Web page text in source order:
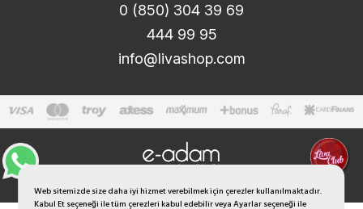
Web sitemizde size daha iyi hizmet verebilmek için çerezler kullanılmaktadır.
Kabul Et seçeneği ile tüm çerezleri kabul edebilir veya Ayarlar seçeneği ile
0 (850) 304 39 69
444 99 95
info@livashop.com